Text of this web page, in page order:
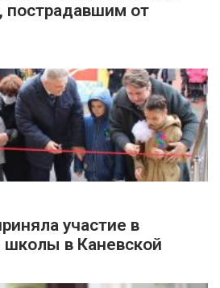
пострадавшим от
участие в
школы в Каневской